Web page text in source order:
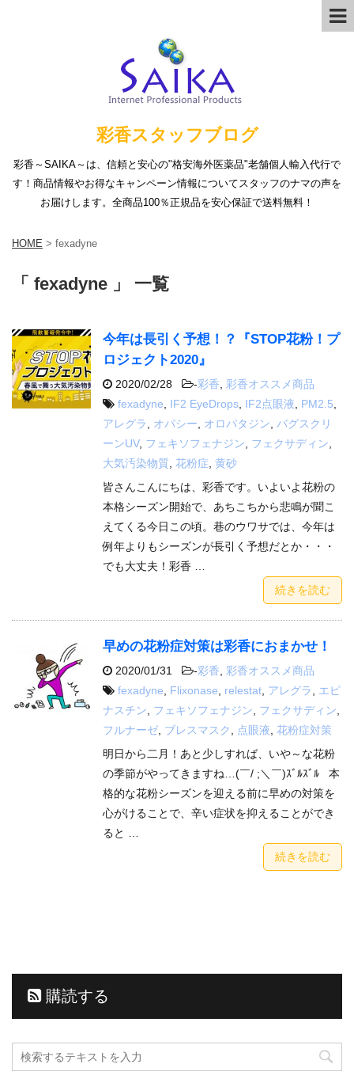
彩香スタッフブログ
彩香～SAIKA～は、信頼と安心の"格安海外医薬品"老舗個人輸入代行で
す！商品情報やお得なキャンペーン情報についてスタッフのナマの声を
お届けします。全商品100％正規品を安心保証で送料無料！
HOME > fexadyne
「 fexadyne 」 一覧
今年は長引く予想！？『STOP花粉！プ
ロジェクト2020』
2020/02/28 -彩香
彩香オススメ商品
fexadyne
IF2 EyeDrops IF2点眼液 PM2.5
アレグラ
オパシー オロパタジン
バグスクリ
ーンUV, フェキソフェナジン フェクサディン
大気汚染物質 花粉症 黄砂
皆さんこんにちは、彩香です。いよいよ花粉の
本格シーズン開始で、あちこちから悲鳴が聞こ
えてくる今日この頃。巷のウワサでは、今年は
例年よりもシーズンが長引く予想だとか・・・
でも大丈夫！彩香 …
続きを読む
早めの花粉症対策は彩香におまかせ！
2020/01/31 -彩香
彩香オススメ商品
fexadyne
Flixonase relestat アレグラ
エピ
ナスチン
フェキソフェナジン フェクサディン
フルナーゼ ブレスマスク 点眼液 花粉症対策
明日から二月！あと少しすれば、いや～な花粉
の季節がやってきますね…(￣/ ;＼￣)ｽﾞﾙｽﾞﾙ 本
格的な花粉シーズンを迎える前に早めの対策を
心がけることで、辛い症状を抑えることができ
ると …
続きを読む
購読する